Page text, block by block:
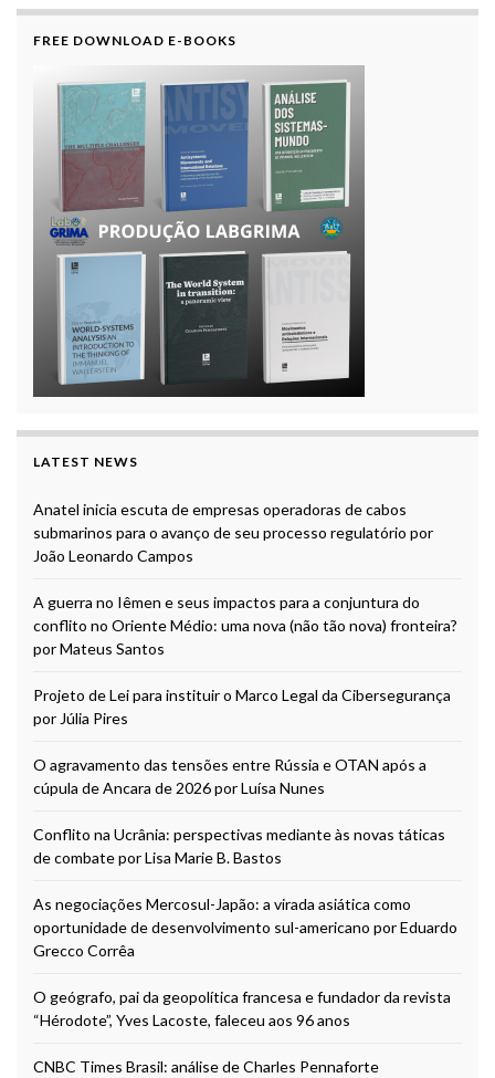
FREE DOWNLOAD E-BOOKS
LATEST NEWS
Anatel inicia escuta de empresas operadoras de cabos
submarinos para o avanço de seu processo regulatório por
João Leonardo Campos
A guerra no Iêmen e seus impactos para a conjuntura do
conflito no Oriente Médio: uma nova (não tão nova) fronteira?
por Mateus Santos
Projeto de Lei para instituir o Marco Legal da Cibersegurança
por Júlia Pires
O agravamento das tensões entre Rússia e OTAN após a
cúpula de Ancara de 2026 por Luísa Nunes
Conflito na Ucrânia: perspectivas mediante às novas táticas
de combate por Lisa Marie B. Bastos
As negociações Mercosul-Japão: a virada asiática como
oportunidade de desenvolvimento sul-americano por Eduardo
Grecco Corrêa
O geógrafo, pai da geopolítica francesa e fundador da revista
“Hérodote”, Yves Lacoste, faleceu aos 96 anos
CNBC Times Brasil: análise de Charles Pennaforte